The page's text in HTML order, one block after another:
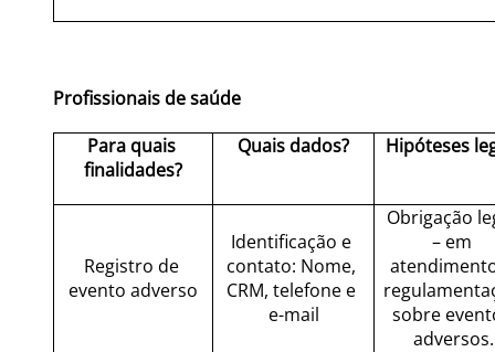
Profissionais de saúde
Para quais
finalidades?
Quais dados? Hipóteses
Registro de
evento adverso
Identificação e
contato: Nome,
CRM, telefone e
e-mail
Obrigação
– em
sobre
adversos.